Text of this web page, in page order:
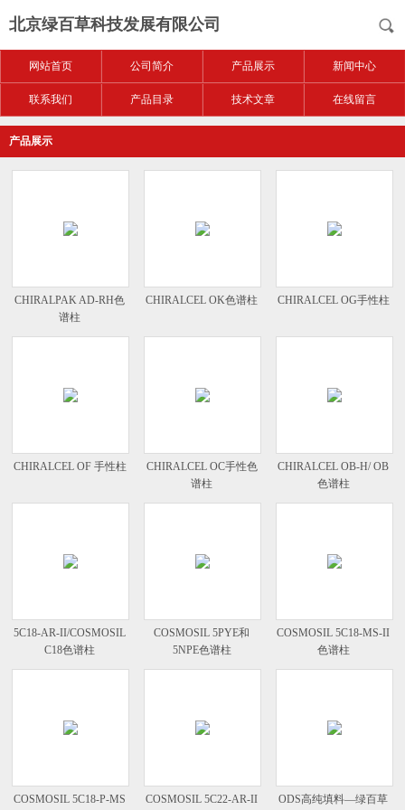
北京绿百草科技发展有限公司
网站首页 公司简介 产品展示 新闻中心
联系我们 产品目录 技术文章 在线留言
产品展示
CHIRALPAK AD-RH色
谱柱
CHIRALCEL OK色谱柱 CHIRALCEL OG手性柱
CHIRALCEL OF 手性柱
CHIRALCEL OC手性色
谱柱
CHIRALCEL OB-H/ OB
色谱柱
5C18-AR-II/COSMOSIL
C18色谱柱
COSMOSIL 5PYE和
5NPE色谱柱
COSMOSIL 5C18-MS-II
色谱柱
COSMOSIL 5C18-P-MS
COSMOSIL 5C22-AR-II
ODS高纯填料—绿百草